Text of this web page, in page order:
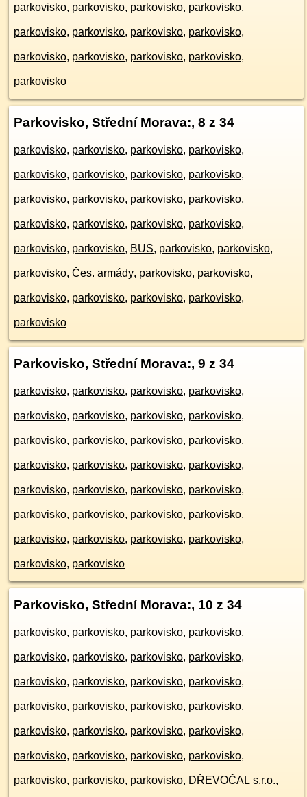
parkovisko, parkovisko, parkovisko, parkovisko,
parkovisko, parkovisko, parkovisko, parkovisko,
parkovisko, parkovisko, parkovisko, parkovisko,
parkovisko
Parkovisko, Střední Morava:, 8 z 34
parkovisko, parkovisko, parkovisko, parkovisko,
parkovisko, parkovisko, parkovisko, parkovisko,
parkovisko, parkovisko, parkovisko, parkovisko,
parkovisko, parkovisko, parkovisko, parkovisko,
parkovisko, parkovisko, BUS, parkovisko, parkovisko,
parkovisko, Čes. armády, parkovisko, parkovisko,
parkovisko, parkovisko, parkovisko, parkovisko,
parkovisko
Parkovisko, Střední Morava:, 9 z 34
parkovisko, parkovisko, parkovisko, parkovisko,
parkovisko, parkovisko, parkovisko, parkovisko,
parkovisko, parkovisko, parkovisko, parkovisko,
parkovisko, parkovisko, parkovisko, parkovisko,
parkovisko, parkovisko, parkovisko, parkovisko,
parkovisko, parkovisko, parkovisko, parkovisko,
parkovisko, parkovisko, parkovisko, parkovisko,
parkovisko, parkovisko
Parkovisko, Střední Morava:, 10 z 34
parkovisko, parkovisko, parkovisko, parkovisko,
parkovisko, parkovisko, parkovisko, parkovisko,
parkovisko, parkovisko, parkovisko, parkovisko,
parkovisko, parkovisko, parkovisko, parkovisko,
parkovisko, parkovisko, parkovisko, parkovisko,
parkovisko, parkovisko, parkovisko, parkovisko,
parkovisko, parkovisko, parkovisko, DŘEVOČAL s.r.o.,